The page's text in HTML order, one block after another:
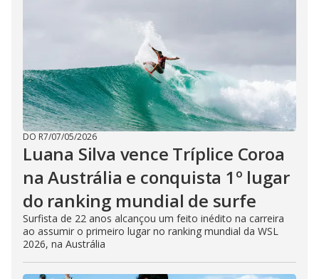
DO R7/07/05/2026
Luana Silva vence Tríplice Coroa
na Austrália e conquista 1º lugar
do ranking mundial de surfe
Surfista de 22 anos alcançou um feito inédito na carreira
ao assumir o primeiro lugar no ranking mundial da WSL
2026, na Austrália